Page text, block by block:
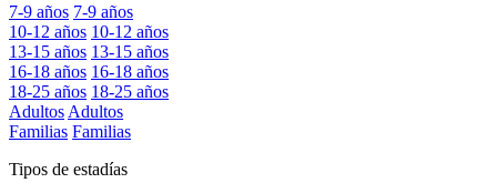
7-9 años 7-9 años
10-12 años 10-12 años
13-15 años 13-15 años
16-18 años 16-18 años
18-25 años 18-25 años
Adultos Adultos
Familias Familias
Tipos de estadías